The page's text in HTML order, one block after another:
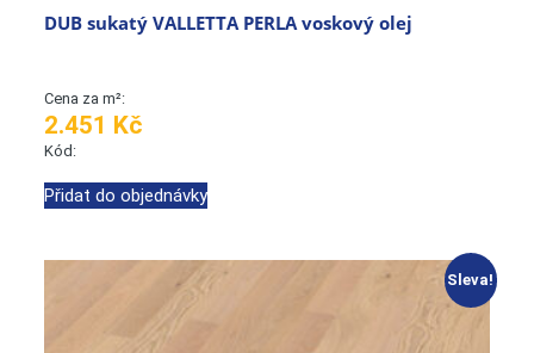
DUB sukatý VALLETTA PERLA voskový olej
Cena za m²:
2.451 Kč
Kód:
Přidat do objednávky
Sleva!